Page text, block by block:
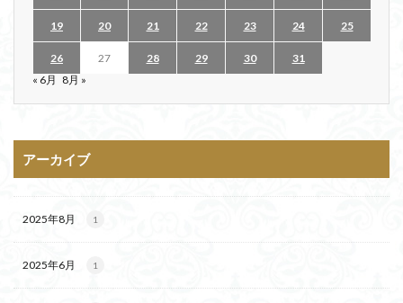
19 20 21 22 23 24 25
26 27 28 29 30
31
« 6月 8月 »
アーカイブ
2025年8月 1
2025年6月 1